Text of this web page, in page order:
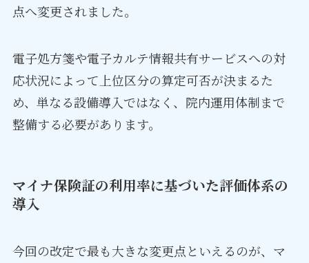
点へ変更されました。
電子処方箋や電子カルテ情報共有サービスへの対
応状況によって上位区分の算定可否が決まるた
め、単なる設備導入ではなく、院内運用体制まで
整備する必要があります。
マイナ保険証の利用率に基づいた評価体系の
導入
今回の改定で最も大きな変更点といえるのが、マ